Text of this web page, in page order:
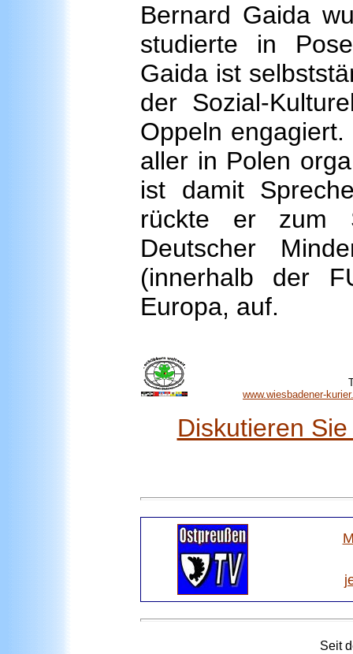
Bernard Gaida
studierte in
Gaida ist
der Sozial-
Oppeln
aller in Polen
ist damit
rückte er zum
Deutscher
(innerhalb der
Europa, auf.
www.wiesbadener-
Diskutieren
Seit